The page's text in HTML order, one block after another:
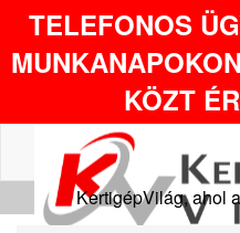
TELEFONOS
KÖZT
KertigépVilág, ahol